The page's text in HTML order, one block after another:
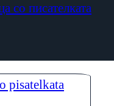
со писателката